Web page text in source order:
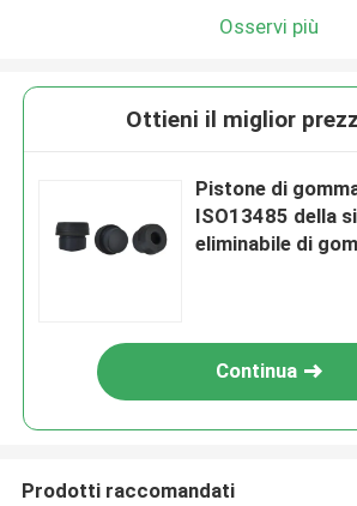
Osservi più
Ottieni il miglior
Pistone di
ISO13485 della
eliminabile di
Continua
Prodotti raccomandati